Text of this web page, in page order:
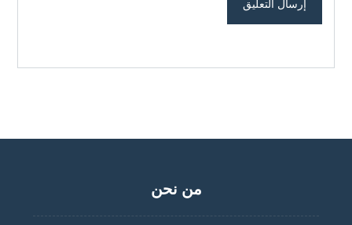
من نحن